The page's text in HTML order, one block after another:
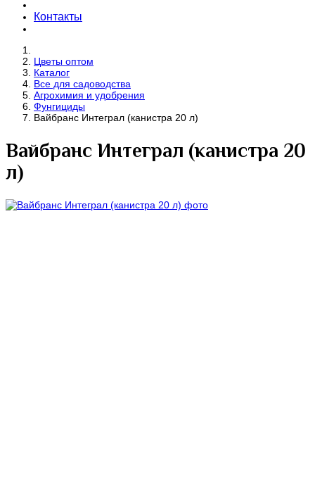
Контакты
Цветы оптом
Каталог
Все для садоводства
Агрохимия и удобрения
Фунгициды
Вайбранс Интеграл (канистра 20 л)
Вайбранс Интеграл (канистра 20
л)